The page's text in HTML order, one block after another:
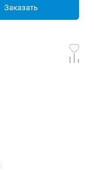
Заказать